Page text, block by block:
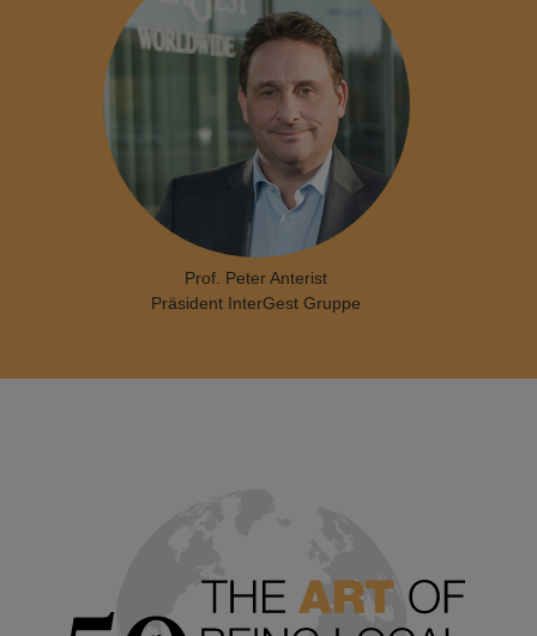
Prof. Peter Anterist
Präsident InterGest Gruppe